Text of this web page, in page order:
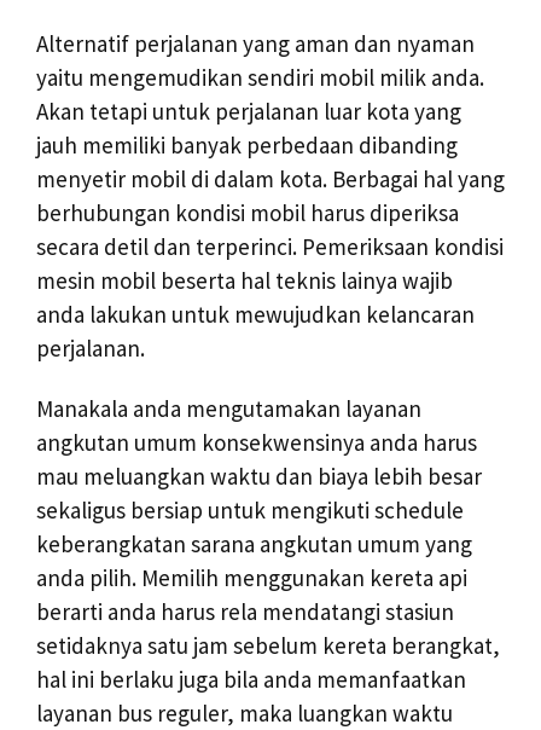
Alternatif perjalanan yang aman dan nyaman
yaitu mengemudikan sendiri mobil milik anda.
Akan tetapi untuk perjalanan luar kota yang
jauh memiliki banyak perbedaan dibanding
menyetir mobil di dalam kota. Berbagai hal yang
berhubungan kondisi mobil harus diperiksa
secara detil dan terperinci. Pemeriksaan kondisi
mesin mobil beserta hal teknis lainya wajib
anda lakukan untuk mewujudkan kelancaran
perjalanan.
Manakala anda mengutamakan layanan
angkutan umum konsekwensinya anda harus
mau meluangkan waktu dan biaya lebih besar
sekaligus bersiap untuk mengikuti schedule
keberangkatan sarana angkutan umum yang
anda pilih. Memilih menggunakan kereta api
berarti anda harus rela mendatangi stasiun
setidaknya satu jam sebelum kereta berangkat,
hal ini berlaku juga bila anda memanfaatkan
layanan bus reguler, maka luangkan waktu